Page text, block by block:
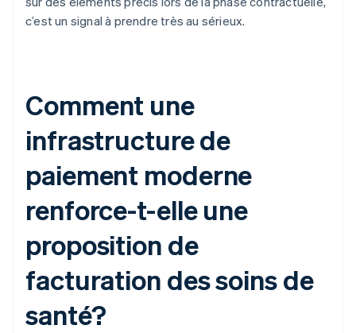
c’est un signal à prendre très au sérieux.
Comment une
infrastructure de
paiement moderne
renforce-t-elle une
proposition de
facturation des soins de
santé?